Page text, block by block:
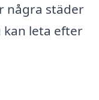
några städer
kan leta efter